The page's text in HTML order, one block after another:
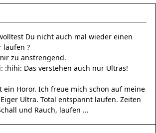
Du nicht auch mal wieder einen
laufen ?
zu anstrengend.
:hihi: Das verstehen auch nur Ultras!
ein Horor. Ich freue mich schon auf meine
Ultra. Total entspannt laufen. Zeiten
und Rauch, laufen ...